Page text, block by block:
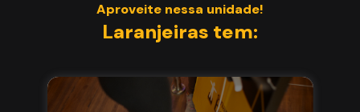
Aproveite nessa unidade!
Laranjeiras tem: